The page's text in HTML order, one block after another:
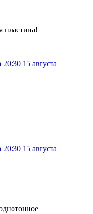
пластина!
20:30 15 августа
20:30 15 августа